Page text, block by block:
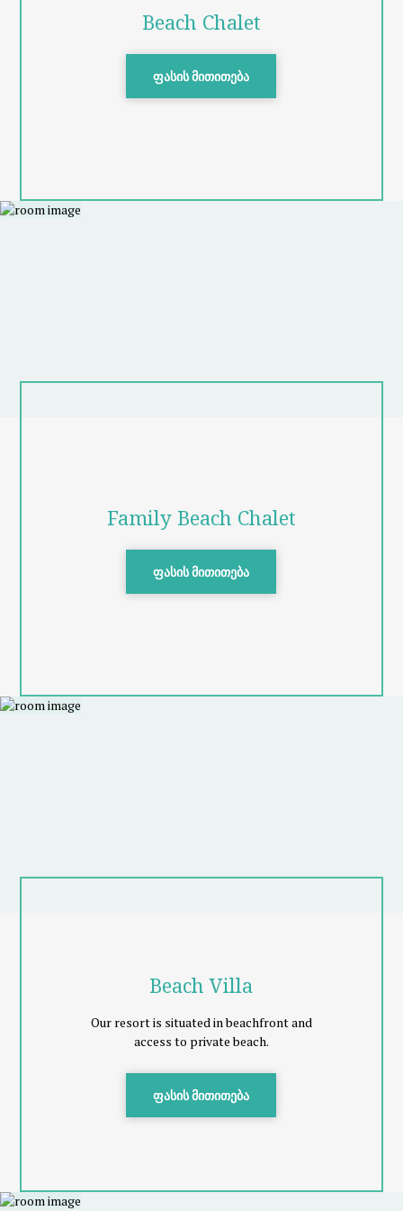
Beach Chalet
ფასის მითითება
Family Beach Chalet
ფასის მითითება
Beach Villa
Our resort is situated in beachfront and
access to private beach.
ფასის მითითება